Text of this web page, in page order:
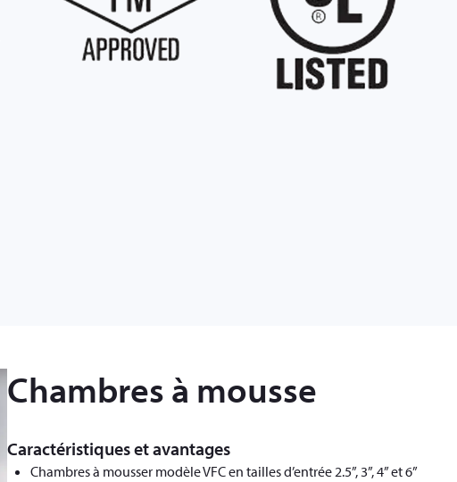
Chambres à mousse
Caractéristiques et avantages
Chambres à mousser modèle VFC en tailles d’entrée 2.5”, 3”, 4” et 6”